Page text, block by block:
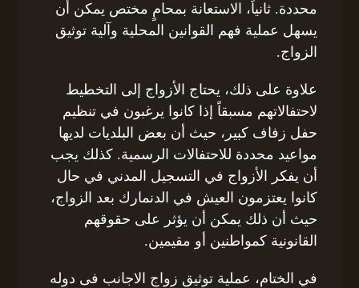
محددة. ثانياً، الاستعانة بمحامٍ مختص يمكن أن
يسهل عملية فهم القوانين المحلية وآلية توثيق
الزواج.
علاوة على ذلك، يحتاج الأزواج إلى التخطيط
لاحتفالاتهم مسبقاً إذا كانوا يرغبون في تنظيم
حفل زفاف كبير، حيث أن بعض البلديات لديها
مواعيد محددة للاحتفالات الرسمية. كذلك يجب
أن يفكر الأزواج في التسجيل المدني في حال
كانوا يعتزمون العيش في الدنمارك بعد الزواج،
حيث أن ذلك يمكن أن يؤثر على حقوقهم
القانونية كمواطنين أو مقيمين.
في الختام، عملية توثيق زواج الاجانب فى دوله